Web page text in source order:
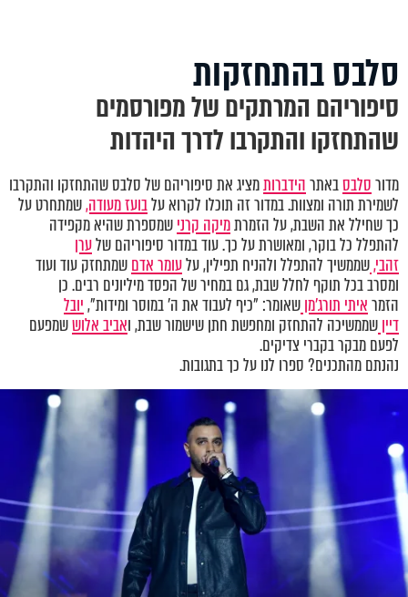
סלבס בהתחזקות
סיפוריהם המרתקים של מפורסמים
שהתחזקו והתקרבו לדרך היהדות
מדורסלבסבאתרהידברותמציג את סיפוריהם של סלבס שהתחזקו והתקרבו
לשמירת תורה ומצוות. במדור זה תוכלו לקרוא עלבועז מעודה,שמתחרט על
כך שחילל את השבת, על הזמרתמיקה קרנישמספרת שהיא מקפידה
להתפלל כל בוקר, ומאושרת על כך. עוד במדור סיפוריהם שלערן
זהבי,שממשיך להתפלל ולהניח תפילין, עלעומר אדםשמתחזק עוד ועוד
ומסרב בכל תוקף לחלל שבת, גם במחיר של הפסד מיליונים רבים. כן
הזמראיתי תורג'מןשאומר: "כיף לעבוד את ה' במוסר ומידות",יובל
דייןשממשיכה להתחזק ומחפשת חתן שישמור שבת, ואביב אלוששמפעם
לפעם מבקר בקברי צדיקים.
נהנתם מהתכנים? ספרו לנו על כך בתגובות.